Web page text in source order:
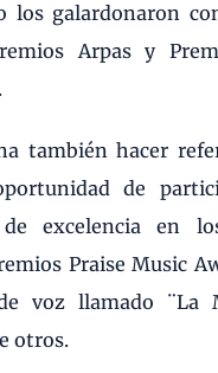
los galardonaron
Arpas y
también hacer
de
excelencia en
Praise Music
voz llamado ¨La
otros.